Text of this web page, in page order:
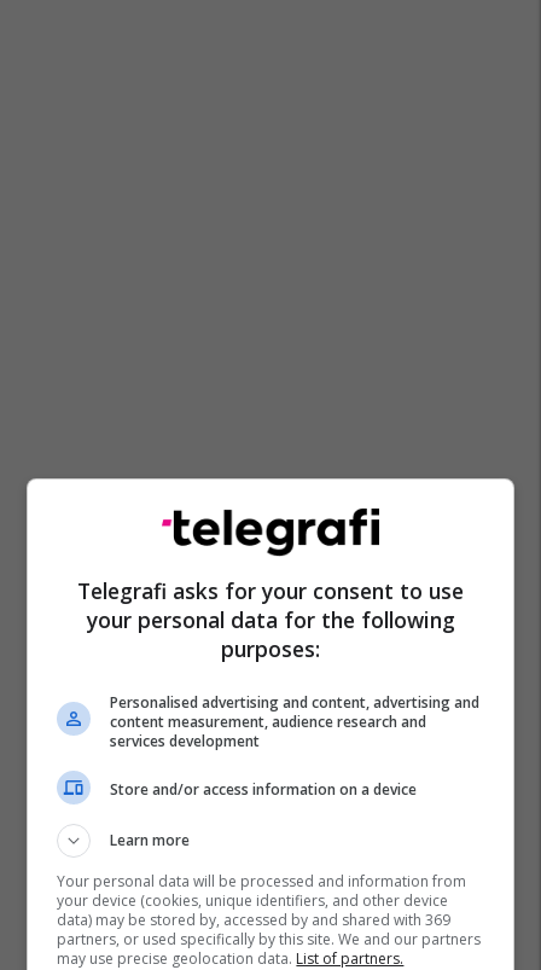
Maldive Shpella
Telegrafi asks for your consent to use
your personal data for the following
purposes:
Personalised advertising and content, advertising and
content measurement, audience research and
services development
Store and/or access information on a device
Learn more
Your personal data will be processed and information from
your device (cookies, unique identifiers, and other device
data) may be stored by, accessed by and shared with 369
partners, or used specifically by this site. We and our partners
may use precise geolocation data. List of partners.